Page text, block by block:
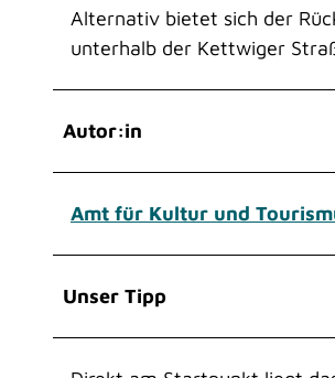
Alternativ bietet sich der
unterhalb der Kettwiger
Autor:in
Amt für Kultur und
Unser Tipp